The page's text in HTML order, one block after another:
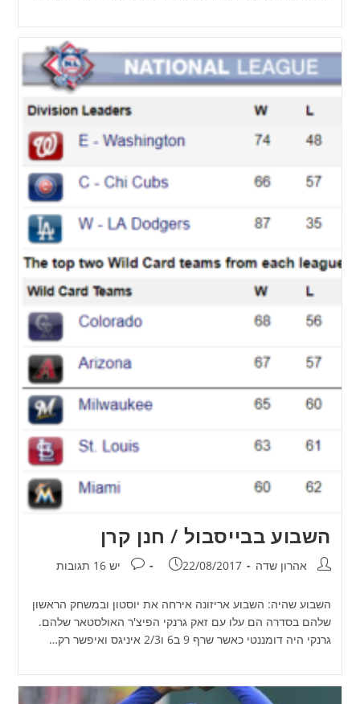
השבוע בבייסבול / חנן קרן
מחבר:אהרון שדה פורסם:
22/08/2017 תגובות:
יש 16 תגובות
השבוע שהיה: השבוע אריזונה אירחה את יוסטון ובמשחק הראשון
שלהם בסדרה הם עלו עם זאק גרנקי הפיצ'ר האולסטאר שלהם.
גרנקי היה דומננטי כאשר שרף 9 ב6 ו2/3 איניגס ואיפשר רק…